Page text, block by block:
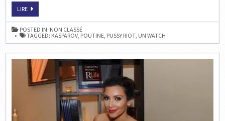
LIRELE
RUSSE
D’ÉCHECS
GARRY
KASPAROV
HONORÉ
POSTED IN: NON CLASSÉ
TAGGED: KASPAROV POUTINE PUSSY RIOT UN WATCH